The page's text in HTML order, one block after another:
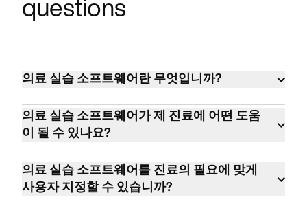
questions
의료 실습 소프트웨어란 무엇입니까?
Medical Practice Software는 의료 시설의 관
리 작업, 일정 관리, 청구 및 환자 관리를 간소
화하여 효율성을 높이고 환자 치료 서비스를
개선하도록 설계된 디지털 도구입니다.
의료 실습 소프트웨어가 제 진료에 어떤 도움
이 될 수 있나요?
의료 실습 소프트웨어는 워크플로우 관리를
최적화하고, 관리 부담을 줄이고, 환자 참여를
강화하고, HIPAA 준수를 보장하고, 전반적인
의료 실습 소프트웨어를 진료의 필요에 맞게
사용자 지정할 수 있습니까?